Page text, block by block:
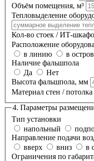
Объём помещения, м³
Тепловыделение
Кол-во стоек / ИТ-
Расположение
в линию
в остров
Наличие фальшпола
Да
Нет
Высота фальшпола, мм
Материал стен / потолка
4. Параметры
Тип установки
напольный
Направление подачи
вверх
вниз
в
Ограничения по